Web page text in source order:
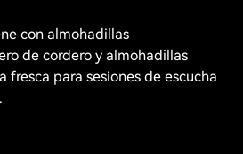
con almohadillas
de cordero y almohadillas
fresca para sesiones de escucha